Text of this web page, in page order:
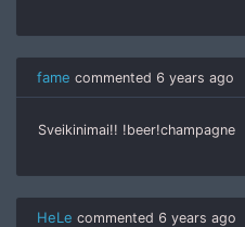
fame commented 6 years ago
Sveikinimai!! !beer!champagne
HeLe commented 6 years ago